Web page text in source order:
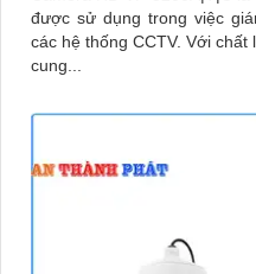
được sử dụng trong việc
các hệ thống CCTV. Với chất lượng hình ảnh HD, camera này
cung...